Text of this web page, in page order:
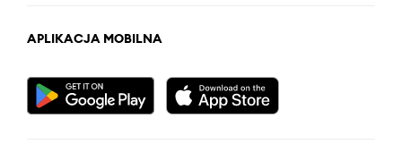
APLIKACJA MOBILNA